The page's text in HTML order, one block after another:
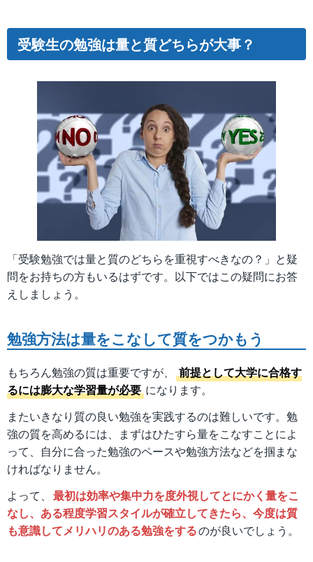
受験生の勉強は量と質どちらが大事？
「受験勉強では量と質のどちらを重視すべきなの？」と疑
問をお持ちの方もいるはずです。以下ではこの疑問にお答
えしましょう。
勉強方法は量をこなして質をつかもう
もちろん勉強の質は重要ですが、
前提として大学に合格す
るには膨大な学習量が必要 になります。
またいきなり質の良い勉強を実践するのは難しいです。勉
強の質を高めるには、まずはひたすら量をこなすことによ
って、自分に合った勉強のペースや勉強方法などを掴まな
ければなりません。
よって、 最初は効率や集中力を度外視してとにかく量をこ
なし、ある程度学習スタイルが確立してきたら、今度は質
も意識してメリハリのある勉強をするのが良いでしょう。